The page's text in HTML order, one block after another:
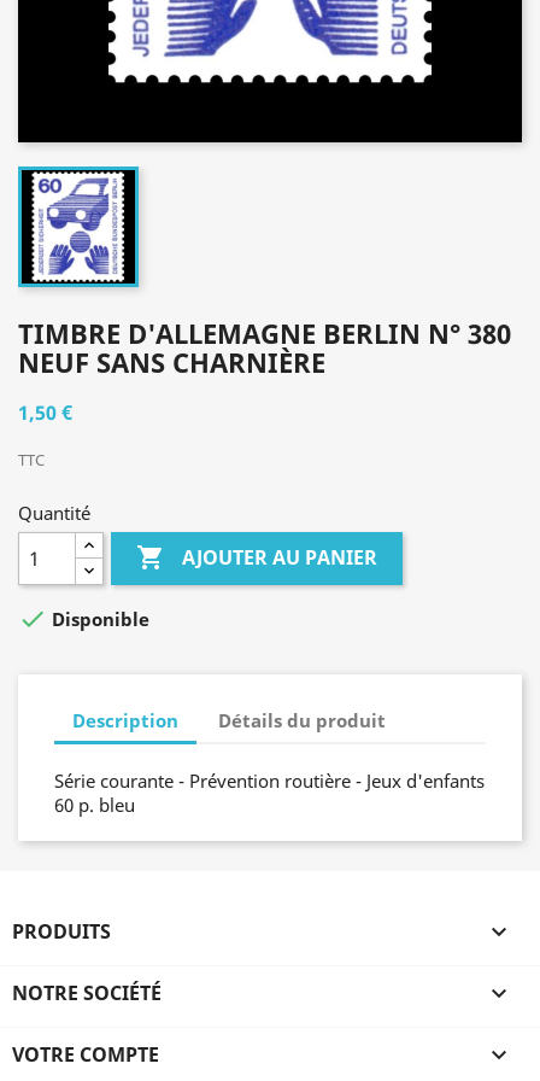
TIMBRE D'ALLEMAGNE BERLIN N° 380
NEUF SANS CHARNIÈRE
1,50 €
TTC
Quantité
 AJOUTER AU PANIER
 Disponible
Description Détails du produit
Série courante - Prévention routière - Jeux d'enfants
60 p. bleu
PRODUITS 
NOTRE SOCIÉTÉ 
VOTRE COMPTE 